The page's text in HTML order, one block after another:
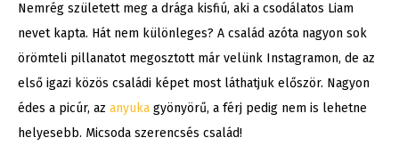
Nemrég született meg a drága kisfiú, aki a csodálatos Liam
nevet kapta. Hát nem különleges? A család azóta nagyon sok
örömteli pillanatot megosztott már velünk Instagramon, de az
első igazi közös családi képet most láthatjuk először. Nagyon
édes a picúr, az anyuka gyönyörű, a férj pedig nem is lehetne
helyesebb. Micsoda szerencsés család!